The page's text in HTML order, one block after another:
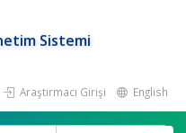
Sistemi
Araştırmacı Girişi English